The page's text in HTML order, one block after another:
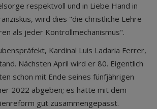
respektvoll und in Liebe Hand in
wird dies "die christliche Lehre
als jeder Kontrollmechanismus".
Kardinal Luis Ladaria Ferrer,
Nächsten April wird er 80. Eigentlich
schon mit Ende seines fünfjährigen
2022 abgeben; es hätte mit dem
gut zusammengepasst.